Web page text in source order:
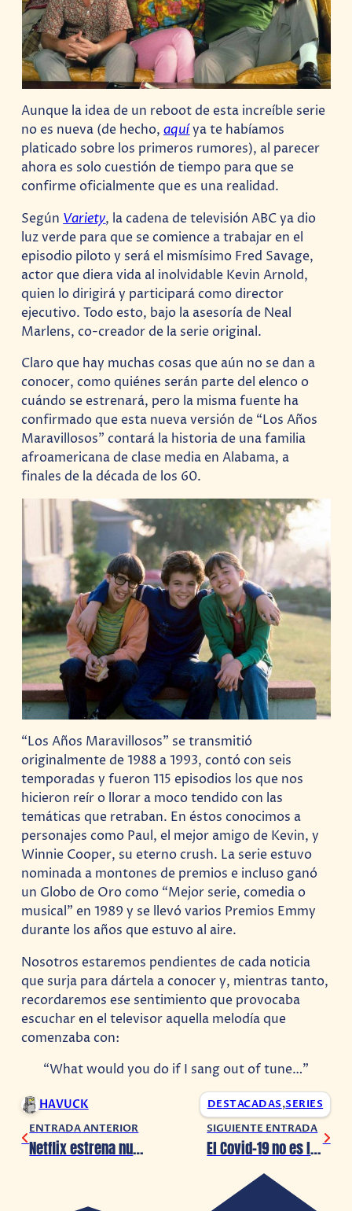
Aunque la idea de un reboot de esta increíble serie
no es nueva (de hecho,aquíya te habíamos
platicado sobre los primeros rumores), al parecer
ahora es solo cuestión de tiempo para que se
confirme oficialmente que es una realidad.
Según Variety, la cadena de televisión ABC ya dio
luz verde para que se comience a trabajar en el
episodio piloto y será el mismísimo Fred Savage,
actor que diera vida al inolvidable Kevin Arnold,
quien lo dirigirá y participará como director
ejecutivo. Todo esto, bajo la asesoría de Neal
Marlens, co-creador de la serie original.
Claro que hay muchas cosas que aún no se dan a
conocer, como quiénes serán parte del elenco o
cuándo se estrenará, pero la misma fuente ha
confirmado que esta nueva versión de “Los Años
Maravillosos” contará la historia de una familia
afroamericana de clase media en Alabama, a
finales de la década de los 60.
“Los Años Maravillosos” se transmitió
originalmente de 1988 a 1993, contó con seis
temporadas y fueron 115 episodios los que nos
hicieron reír o llorar a moco tendido con las
temáticas que retraban. En éstos conocimos a
personajes como Paul, el mejor amigo de Kevin, y
Winnie Cooper, su eterno crush. La serie estuvo
nominada a montones de premios e incluso ganó
un Globo de Oro como “Mejor serie, comedia o
musical” en 1989 y se llevó varios Premios Emmy
durante los años que estuvo al aire.
Nosotros estaremos pendientes de cada noticia
que surja para dártela a conocer y, mientras tanto,
recordaremos ese sentimiento que provocaba
escuchar en el televisor aquella melodía que
comenzaba con:
“What would you do if I sang out of tune…”
HAVUCK DESTACADAS,SERIES
ENTRADA ANTERIOR
Netflix estrena nuevos animes en Febrero 2021
SIGUIENTE ENTRADA
El Covid-19 no es la única Epidemia que aqueja hoy en día al Doblaje